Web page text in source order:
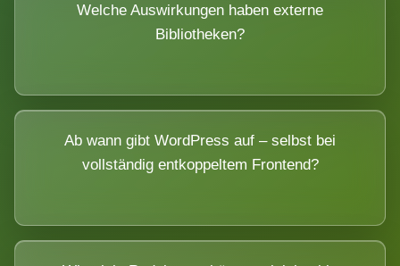
Welche Auswirkungen haben externe
Bibliotheken?
Ab wann gibt WordPress auf – selbst bei
vollständig entkoppeltem Frontend?